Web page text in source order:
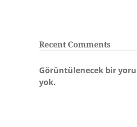
Recent Comments
Görüntülenecek bir
yok.